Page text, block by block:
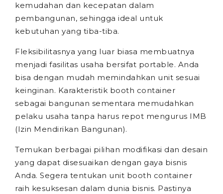
kemudahan dan kecepatan dalam
pembangunan, sehingga ideal untuk
kebutuhan yang tiba-tiba.
Fleksibilitasnya yang luar biasa membuatnya
menjadi fasilitas usaha bersifat portable. Anda
bisa dengan mudah memindahkan unit sesuai
keinginan. Karakteristik booth container
sebagai bangunan sementara memudahkan
pelaku usaha tanpa harus repot mengurus IMB
(Izin Mendirikan Bangunan).
Temukan berbagai pilihan modifikasi dan desain
yang dapat disesuaikan dengan gaya bisnis
Anda. Segera tentukan unit booth container
raih kesuksesan dalam dunia bisnis. Pastinya